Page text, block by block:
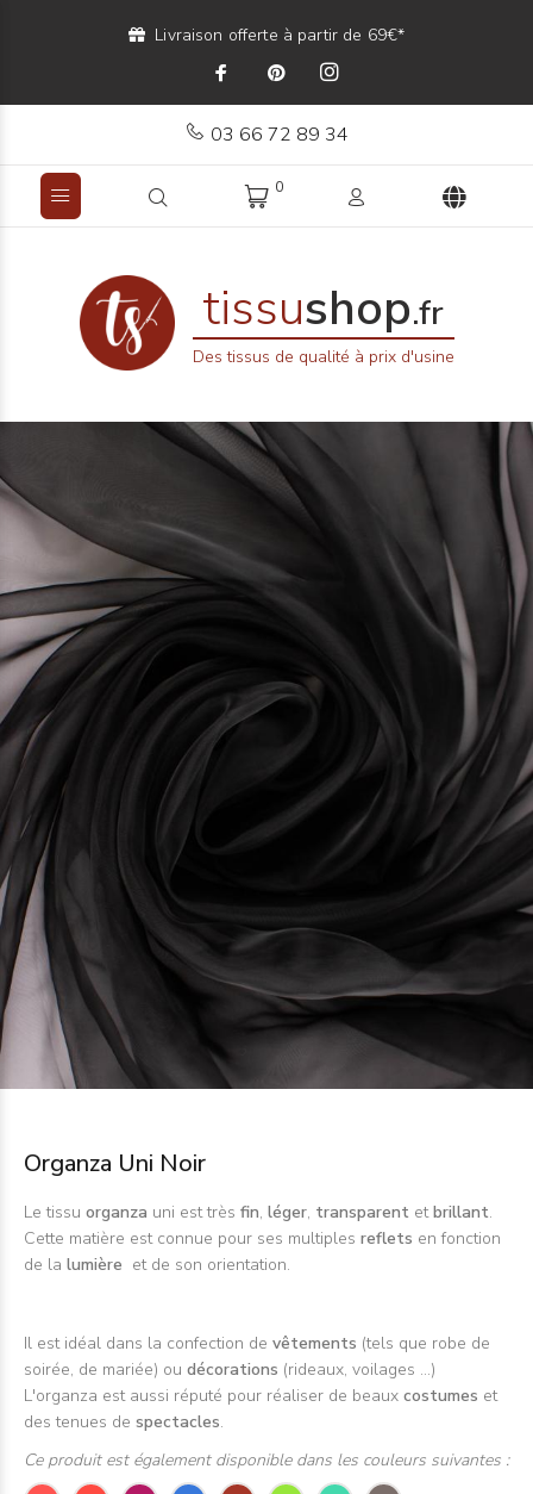
Livraison offerte à partir de 69€*
03 66 72 89 34
0
tissushop.fr
Des tissus de qualité à prix d'usine
Organza Uni Noir
Le tissu organza uni est très fin, léger, transparent etbrillant.
Cette matière est connue pour ses multiples reflets en fonction
de la lumière et de son orientation.
Il est idéal dans la confection de vêtements (tels que robe de
soirée, de mariée) ou décorations (rideaux, voilages ...)
L'organza est aussi réputé pour réaliser de beaux costumes et
des tenues de spectacles.
Ce produit est également disponible dans les couleurs suivantes :